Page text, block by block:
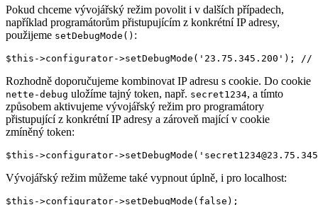
Pokud chceme vývojářský režim povolit i v dalších případech,
například programátorům přistupujícím z konkrétní IP adresy,
použijeme setDebugMode() :
Rozhodně doporučujeme kombinovat IP adresu s cookie. Do cookie
nette-debug uložíme tajný token, např. secret1234, a tímto
způsobem aktivujeme vývojářský režim pro programátory
přistupující z konkrétní IP adresy a zároveň mající v cookie
zmíněný token:
Vývojářský režim můžeme také vypnout úplně, i pro localhost: